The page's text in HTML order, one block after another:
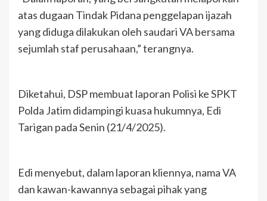
atas dugaan Tindak Pidana penggelapan ijazah
yang diduga dilakukan oleh saudari VA bersama
sejumlah staf perusahaan,” terangnya.
Diketahui, DSP membuat laporan Polisi ke SPKT
Polda Jatim didampingi kuasa hukumnya, Edi
Tarigan pada Senin (21/4/2025).
Edi menyebut, dalam laporan kliennya, nama VA
dan kawan-kawannya sebagai pihak yang